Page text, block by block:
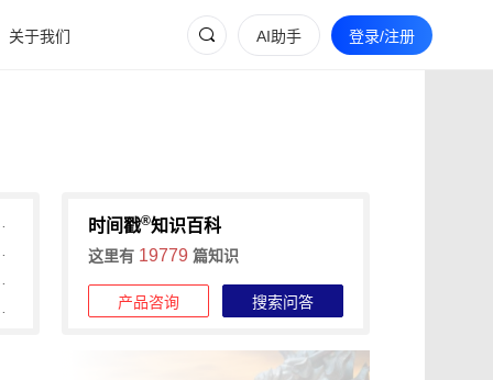
关于我们 AI助手 登录/注册
时间戳®知识百科
这里有 19779 篇知识
产品咨询 搜索问答